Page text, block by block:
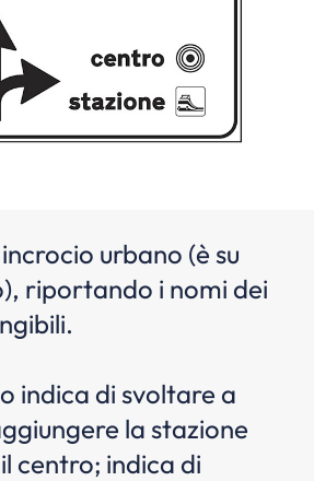
urbano (è su
riportando i nomi dei
indica di svoltare a
la stazione
centro; indica di